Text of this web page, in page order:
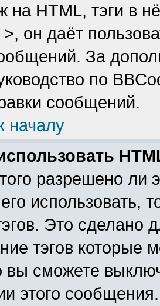
на HTML, тэги в
он даёт
За
по
сообщений.
началу
разрешено ли
использовать,
Это сделано
тэгов которые
вы сможете
этого сообщения.